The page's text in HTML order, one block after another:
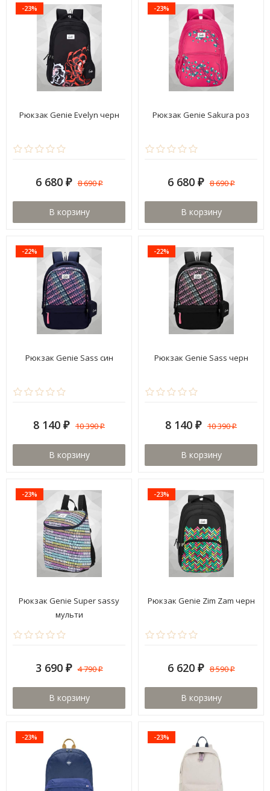
-23%
Рюкзак Genie Evelyn черн
6 680 ₽ 8 690₽
В корзину
-23%
Рюкзак Genie Sakura роз
6 680 ₽ 8 690₽
В корзину
-22%
Рюкзак Genie Sass син
8 140 ₽ 10 390₽
В корзину
-22%
Рюкзак Genie Sass черн
8 140 ₽ 10 390₽
В корзину
-23%
Рюкзак Genie Super sassy
мульти
3 690 ₽ 4 790₽
В корзину
-23%
Рюкзак Genie Zim Zam черн
6 620 ₽ 8 590₽
В корзину
-23% -23%